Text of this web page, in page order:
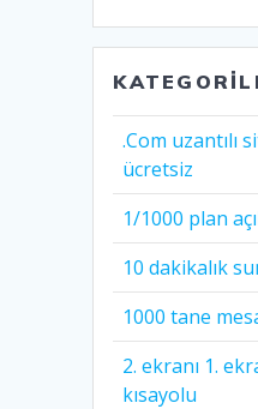
.Com uzantılı
ücretsiz
1/1000 plan
10 dakikalık
1000 tane
2. ekranı 1.
kısayolu